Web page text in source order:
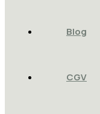
Blog
CGV